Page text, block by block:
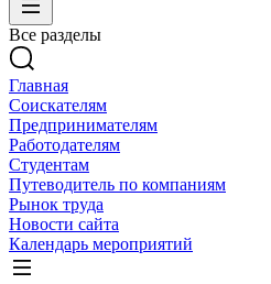
Все разделы
Главная
Соискателям
Предпринимателям
Работодателям
Студентам
Путеводитель по компаниям
Рынок труда
Новости сайта
Календарь мероприятий